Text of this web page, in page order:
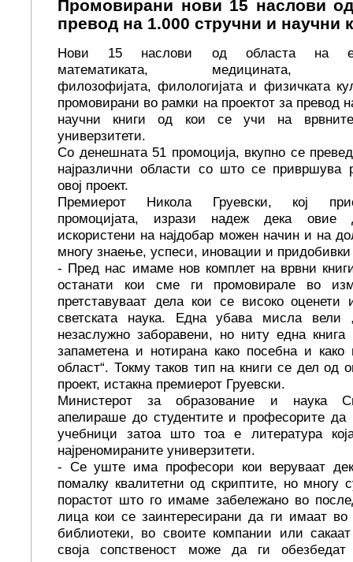
Промовирани нови 15 наслови од
превод на 1.000 стручни и научни
Нови 15 наслови од областа на
математиката, медицината,
филозофијата, филологијата и физичката
промовирани во рамки на проектот за превод
научни книги од кои се учи на
универзитети.
Со денешната 51 промоција, вкупно се
најразлични области со што се привршува
овој проект.
Премиерот Никола Груевски, кој
промоцијата, изрази надеж дека
искористени на најдобар можен начин и на
многу знаење, успеси, иновации и
- Пред нас имаме нов комплет на врвни
останати кои сме ги промовирале во
претставуваат дела кои се високо
светската наука. Една убава мисла вели
незаслужно заборавени, но ниту една
запаметена и нотирана како посебна и како
област“. Токму таков тип на книги се дел од
проект, истакна премиерот Груевски.
Министерот за образование и наука
апелираше до студентите и професорите да
учебници затоа што тоа е литература
најреномираните универзитети.
- Се уште има професори кои веруваат
помалку квалитетни од скриптите, но многу
порастот што го имаме забележано во
лица кои се заинтересирани да ги имаат
библиотеки, во своите компании или
своја сопственост може да ги